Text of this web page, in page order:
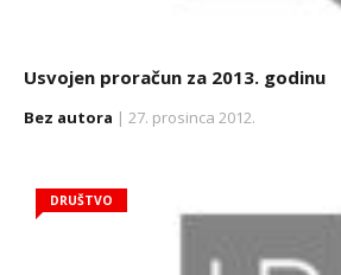
Usvojen proračun za 2013. godinu
Bez autora | 27. prosinca 2012.
DRUŠTVO